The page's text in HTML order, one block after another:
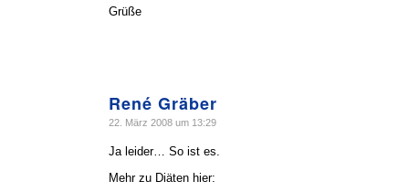
Grüße
René Gräber
sagte:
22. März 2008 um 13:29
Ja leider… So ist es.
Mehr zu Diäten hier: